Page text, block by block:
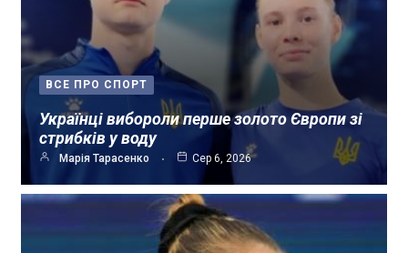
ВСЕ ПРО СПОРТ
Українці вибороли перше золото Європи зі
стрибків у воду
Марія Тарасенко Сер 6, 2026